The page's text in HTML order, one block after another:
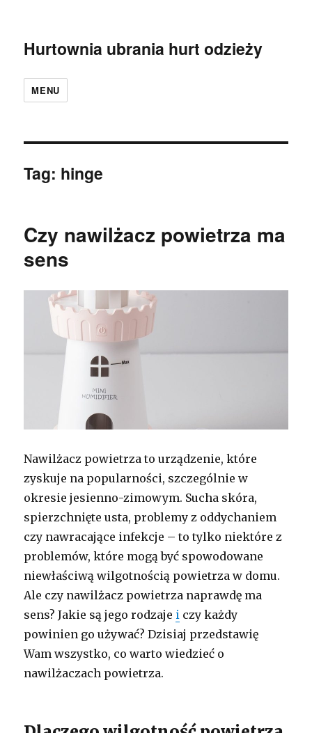
Hurtownia ubrania hurt odzieży
MENU
Tag: hinge
Czy nawilżacz powietrza ma
sens
Nawilżacz powietrza to urządzenie, które
zyskuje na popularności, szczególnie w
okresie jesienno-zimowym. Sucha skóra,
spierzchnięte usta, problemy z oddychaniem
czy nawracające infekcje – to tylko niektóre z
problemów, które mogą być spowodowane
niewłaściwą wilgotnością powietrza w domu.
Ale czy nawilżacz powietrza naprawdę ma
sens? Jakie są jego rodzaje i czy każdy
powinien go używać? Dzisiaj przedstawię
Wam wszystko, co warto wiedzieć o
nawilżaczach powietrza.